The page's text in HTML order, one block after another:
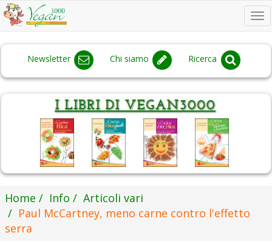
Newsletter Chi siamo Ricerca
Home Info
Articoli vari
Paul McCartney, meno carne contro l'effetto
serra